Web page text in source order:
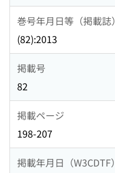
巻号年月日等（掲載誌）
(82):2013
掲載号
82
掲載ページ
198-207
掲載年月日（W3CDTF）